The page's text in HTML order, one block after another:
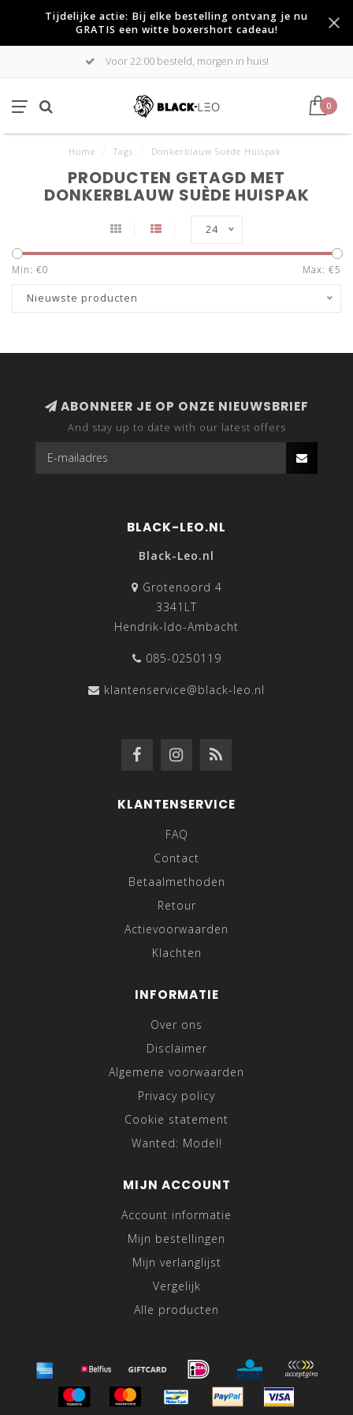
Tijdelijke actie: Bij elke bestelling ontvang je nu
GRATIS een witte boxershort cadeau!
Voor 22:00 besteld, morgen in huis!
0
Home Tags Donkerblauw Suède Huispak
PRODUCTEN GETAGD MET
DONKERBLAUW SUÈDE HUISPAK
24
Min: €0 Max: €5
Nieuwste producten
ABONNEER JE OP ONZE NIEUWSBRIEF
And stay up to date with our latest offers
BLACK-LEO.NL
Black-Leo.nl
Grotenoord 4
3341LT
Hendrik-Ido-Ambacht
085-0250119
klantenservice@black-leo.nl
KLANTENSERVICE
FAQ
Contact
Betaalmethoden
Retour
Actievoorwaarden
Klachten
INFORMATIE
Over ons
Disclaimer
Algemene voorwaarden
Privacy policy
Cookie statement
Wanted: Model!
MIJN ACCOUNT
Account informatie
Mijn bestellingen
Mijn verlanglijst
Vergelijk
Alle producten